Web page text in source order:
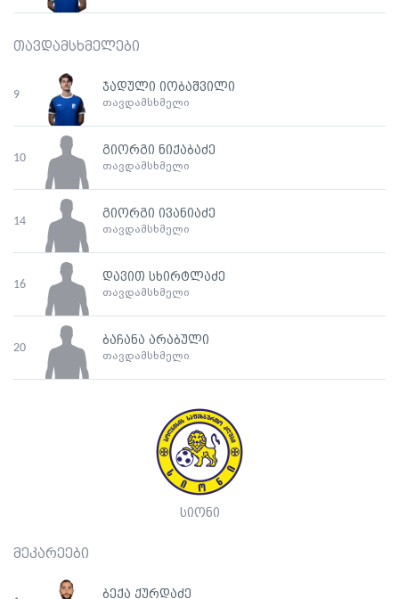
თავდამსხმელები
9
ჯადული იობაშვილი
თავდამსხმელი
10
გიორგი ნიქაბაძე
თავდამსხმელი
14
გიორგი ივანიაძე
თავდამსხმელი
16
დავით სხირტლაძე
თავდამსხმელი
20
ბაჩანა არაბული
თავდამსხმელი
სიონი
მეკარეები
ბექა ქურდაძე